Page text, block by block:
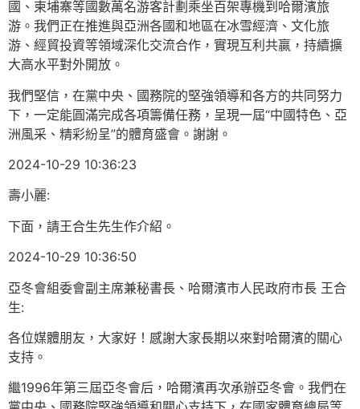
國、柬埔寨等國數萬名游客計劃乘坐百架專機到哈爾濱旅
游。我們正在推進與亞洲各國和地區在冰雪經濟、文化旅
游、經貿投資等領域深化交流合作，實現互利共贏，持續擴
大高水平對外開放。
我們堅信，在黨中央、國務院的堅強領導和各方的共同努力
下，一定能圓滿完成各項籌備任務，呈現一屆“中國特色、亞
洲風采、精彩紛呈”的體育盛會。謝謝。
2024-10-29 10:36:23
壽小麗:
下面，請王合生先生作介紹。
2024-10-29 10:36:50
亞冬會組委會副主席兼秘書長、哈爾濱市人民政府市長 王合
生:
各位媒體朋友，大家好！感謝大家長期以來對哈爾濱的關心
支持。
繼1996年第三屆亞冬會后，哈爾濱再次承辦亞冬會。我們在